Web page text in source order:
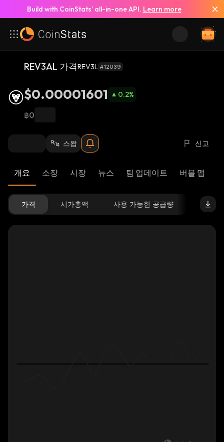
Build with CoinStats’ all-in-one API. Learn more
REV3AL 가격REV3L #12039
$0.00001601 0.2%
฿0
스왑 신고
개요 소장 시장 뉴스 팀 업데이트 버블 맵
가격 시가총액 사용 가능한 공급량